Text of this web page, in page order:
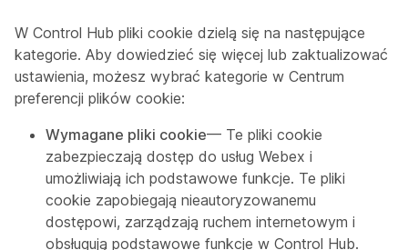
W Control Hub pliki cookie dzielą się na następujące
kategorie. Aby dowiedzieć się więcej lub zaktualizować
ustawienia, możesz wybrać kategorie w Centrum
preferencji plików cookie:
Wymagane pliki cookie— Te pliki cookie
zabezpieczają dostęp do usług Webex i
umożliwiają ich podstawowe funkcje. Te pliki
cookie zapobiegają nieautoryzowanemu
dostępowi, zarządzają ruchem internetowym i
obsługują podstawowe funkcje w Control Hub.